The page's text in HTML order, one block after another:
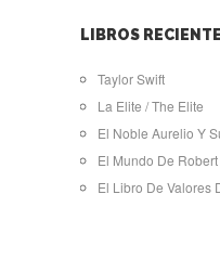
LIBROS
Taylor Swift
La Elite / The Elite
El Noble Aurelio Y
El Mundo De
El Libro De Valores